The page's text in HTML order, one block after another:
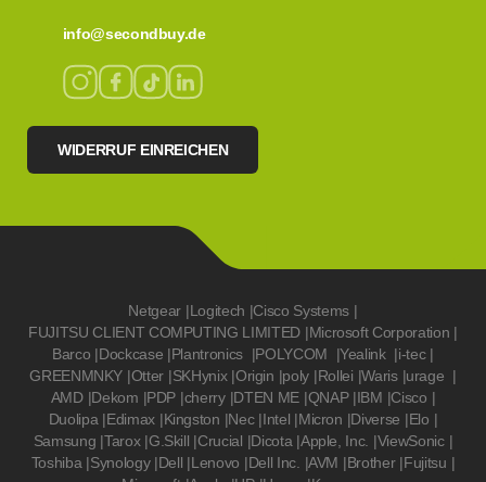
info@secondbuy.de
WIDERRUF EINREICHEN
Netgear |Logitech |Cisco Systems |
FUJITSU CLIENT COMPUTING LIMITED |Microsoft Corporation |
Barco |Dockcase |Plantronics |POLYCOM |Yealink |i-tec |
GREENMNKY |Otter |SKHynix |Origin |poly |Rollei |Waris |urage |
AMD |Dekom |PDP |cherry |DTEN ME |QNAP |IBM |Cisco |
Duolipa |Edimax |Kingston |Nec |Intel |Micron |Diverse |Elo |
Samsung |Tarox |G.Skill |Crucial |Dicota |Apple, Inc. |ViewSonic |
Toshiba |Synology |Dell |Lenovo |Dell Inc. |AVM |Brother |Fujitsu |